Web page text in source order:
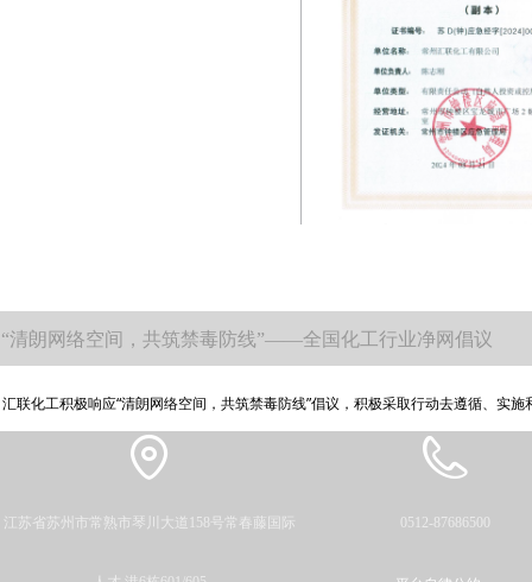
“清朗网络空间，共筑禁毒防线”——全国化工行业净网倡议
汇联化工积极响应“清朗网络空间，共筑禁毒防线”倡议，积极采取行动去遵循、实施
江苏省苏州市常熟市琴川大道158号常春藤国际 0512-87686500